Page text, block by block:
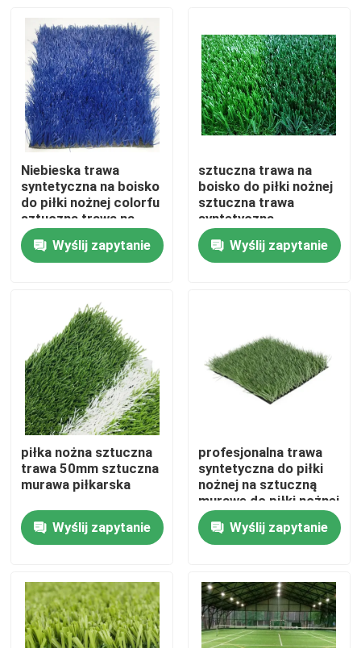
Dom
Produkty
O nas
Wycieczka po fabryce
Kontrola jakości
Skontaktuj się z nami
Aktualności
Sprawy
Piłka nożna Sztuczna trawa
Niebieska trawa
syntetyczna na boisko
do piłki nożnej colorfu
sztuczna trawa na
boisko do piłki nożnej
Wyślij zapytanie
sztuczna trawa na
boisko do piłki nożnej
sztuczna trawa
syntetyczna
Wyślij zapytanie
piłka nożna sztuczna
trawa 50mm sztuczna
murawa piłkarska
Wyślij zapytanie
profesjonalna trawa
syntetyczna do piłki
nożnej na sztuczną
murawę do piłki nożnej
Wyślij zapytanie